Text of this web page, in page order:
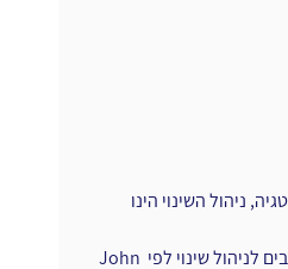
ניהול השינוי הינו
כותבי הספר מציגים את 8 השלבים לניהול שינוי לפי John